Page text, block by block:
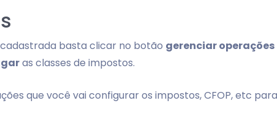
basta clicar no botão gerenciar operações
as classes de impostos.
que você vai configurar os impostos, CFOP, etc